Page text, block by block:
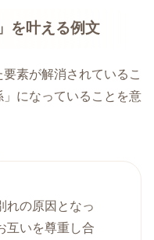
を叶える例文
素が解消されているこ
になっていることを意
れの原因となっ
互いを尊重し合